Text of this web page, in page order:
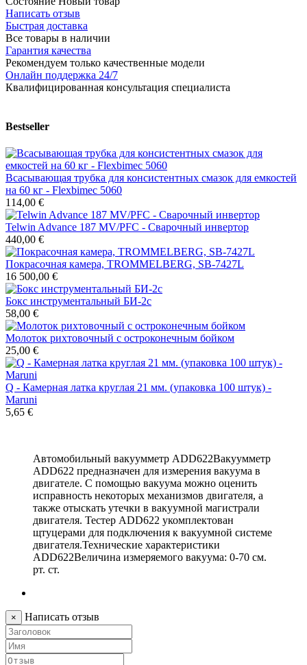
Написать отзыв
Быстрая доставка
Все товары в наличии
Гарантия качества
Рекомендуем только качественные модели
Онлайн поддержка 24/7
Квалифицированная консультация специалиста
Bestseller
Всасывающая трубка для консистентных смазок для емкостей
на 60 кг - Flexbimec 5060
114,00 €
Telwin Advance 187 MV/PFC - Сварочный инвертор
440,00 €
Покрасочная камера, TROMMELBERG, SB-7427L
16 500,00 €
Бокс инструментальный БИ-2с
58,00 €
Молоток рихтовочный с остроконечным бойком
25,00 €
Q - Камерная латка круглая 21 мм. (упаковка 100 штук) -
Maruni
5,65 €
Автомобильный вакуумметр ADD622Вакуумметр
ADD622 предназначен для измерения вакуума в
двигателе. С помощью вакуума можно оценить
исправность некоторых механизмов двигателя, а
также отыскать утечки в вакуумной магистрали
двигателя. Тестер ADD622 укомплектован
щтуцерами для подключения к вакуумной системе
двигателя.Технические характеристики
ADD622Величина измеряемого вакуума: 0-70 см.
рт. ст.
× Написать отзыв